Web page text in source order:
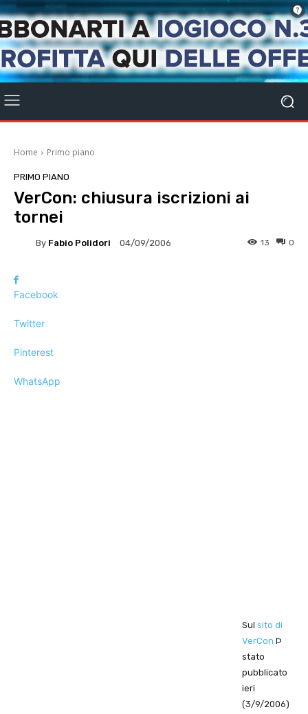
Home Primo piano
PRIMO PIANO
VerCon: chiusura iscrizioni ai
tornei
By Fabio Polidori 04/09/2006 0
13
Facebook
Twitter
Pinterest
WhatsApp
Sul sito di
VerCon Þ
stato
pubblicato
ieri
(3/9/2006)